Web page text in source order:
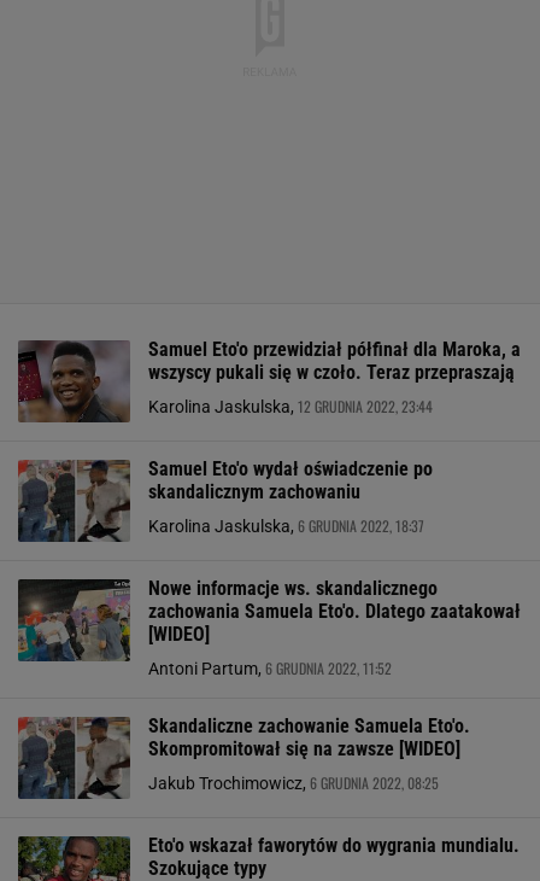
Samuel Eto'o przewidział półfinał dla Maroka, a
wszyscy pukali się w czoło. Teraz przepraszają
Karolina Jaskulska, 12 GRUDNIA 2022, 23:44
Samuel Eto'o wydał oświadczenie po
skandalicznym zachowaniu
Karolina Jaskulska, 6 GRUDNIA 2022, 18:37
Nowe informacje ws. skandalicznego
zachowania Samuela Eto'o. Dlatego zaatakował
[WIDEO]
Antoni Partum, 6 GRUDNIA 2022, 11:52
Skandaliczne zachowanie Samuela Eto'o.
Skompromitował się na zawsze [WIDEO]
Jakub Trochimowicz, 6 GRUDNIA 2022, 08:25
Eto'o wskazał faworytów do wygrania mundialu.
Szokujące typy